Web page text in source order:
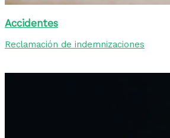
Accidentes
Reclamación de indemnizaciones